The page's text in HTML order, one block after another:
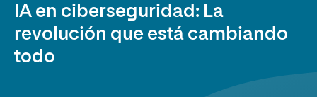
IA en ciberseguridad: La
revolución que está cambiando
todo